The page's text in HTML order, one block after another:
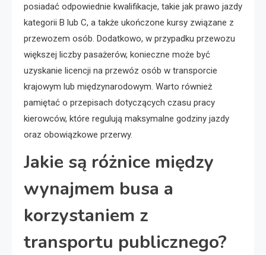
posiadać odpowiednie kwalifikacje, takie jak prawo jazdy
kategorii B lub C, a także ukończone kursy związane z
przewozem osób. Dodatkowo, w przypadku przewozu
większej liczby pasażerów, konieczne może być
uzyskanie licencji na przewóz osób w transporcie
krajowym lub międzynarodowym. Warto również
pamiętać o przepisach dotyczących czasu pracy
kierowców, które regulują maksymalne godziny jazdy
oraz obowiązkowe przerwy.
Jakie są różnice między
wynajmem busa a
korzystaniem z
transportu publicznego?